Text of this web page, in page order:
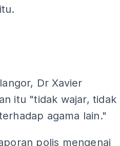
Dr Xavier
itu "tidak wajar, tidak
agama lain."
polis mengenai